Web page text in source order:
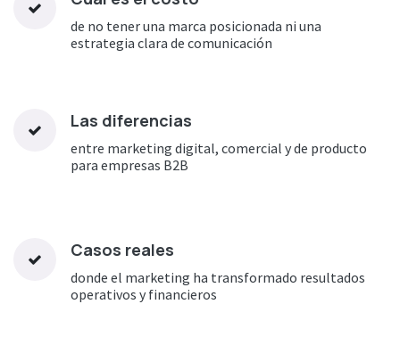
de no tener una marca posicionada ni una
estrategia clara de comunicación
Las diferencias
entre marketing digital, comercial y de producto
para empresas B2B
Casos reales
donde el marketing ha transformado resultados
operativos y financieros